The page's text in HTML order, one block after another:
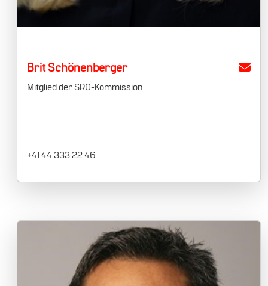
Brit Schönenberger
Mitglied der SRO-Kommission
+41 44 333 22 46